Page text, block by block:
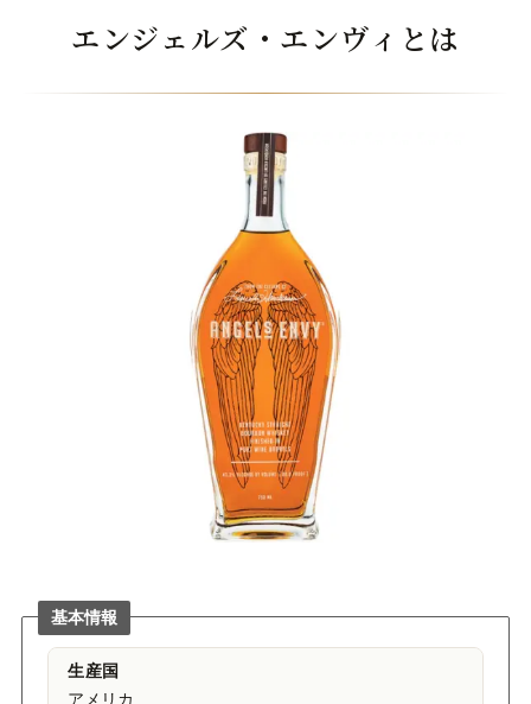
エンジェルズ・エンヴィとは
基本情報
生産国
アメリカ